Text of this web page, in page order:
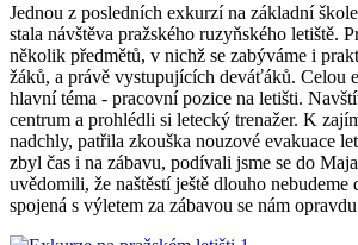
Jednou z posledních exkurzí na základní
stala návštěva pražského ruzyňského letiště.
několik předmětů, v nichž se zabýváme i
žáků, a právě vystupujících deváťáků. Celou
hlavní téma - pracovní pozice na letišti.
centrum a prohlédli si letecký trenažer. K
nadchly, patřila zkouška nouzové evakuace
zbyl čas i na zábavu, podívali jsme se do
uvědomili, že naštěstí ještě dlouho nebudeme
spojená s výletem za zábavou se nám